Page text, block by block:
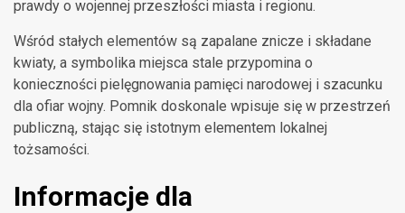
prawdy o wojennej przeszłości miasta i regionu.
Wśród stałych elementów są zapalane znicze i składane
kwiaty, a symbolika miejsca stale przypomina o
konieczności pielęgnowania pamięci narodowej i szacunku
dla ofiar wojny. Pomnik doskonale wpisuje się w przestrzeń
publiczną, stając się istotnym elementem lokalnej
tożsamości.
Informacje dla